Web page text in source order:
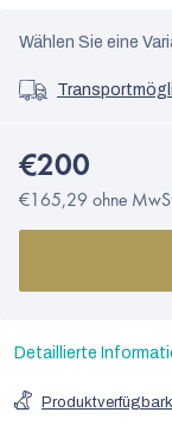
Wählen Sie eine
€200
€165,29 ohne
Detaillierte